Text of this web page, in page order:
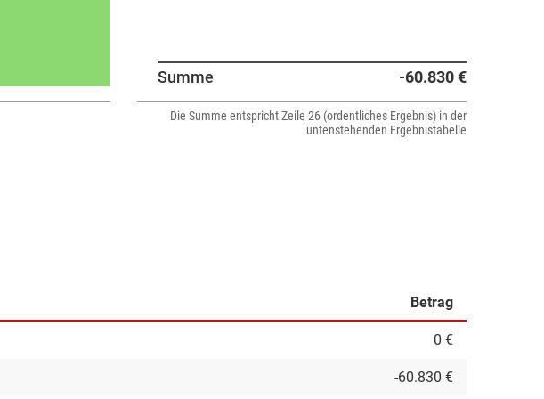
Summe -60.830 €
Die Summe entspricht Zeile 26 (ordentliches Ergebnis) in der
untenstehenden Ergebnistabelle
Betrag
0 €
-60.830 €